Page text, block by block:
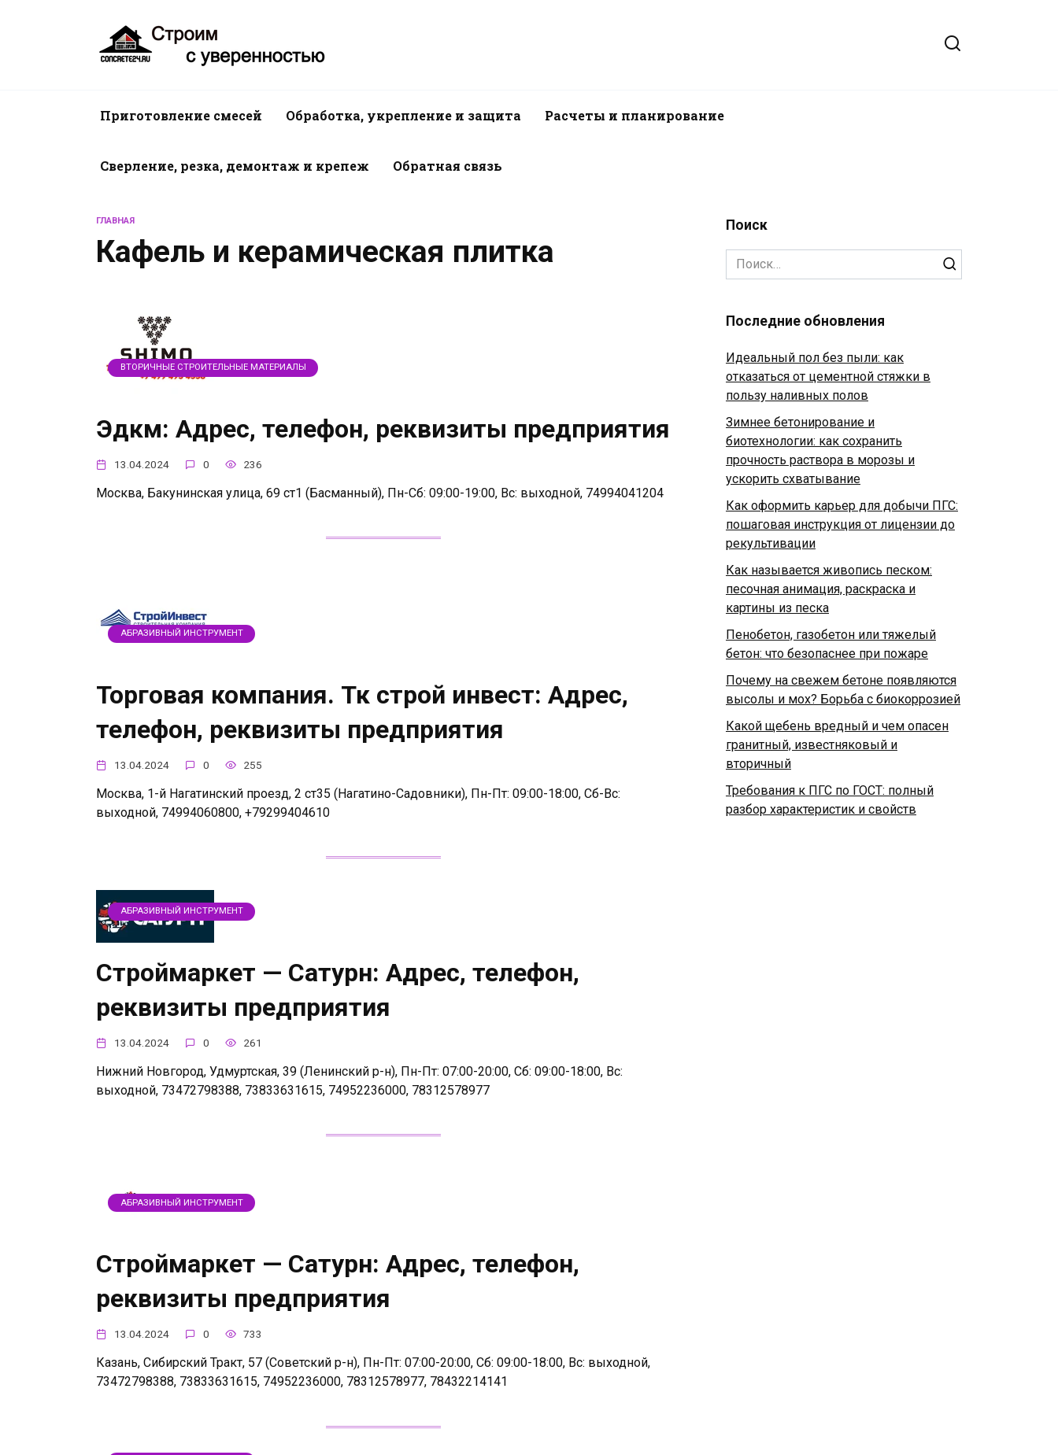
Приготовление смесей Обработка, укрепление и защита Расчеты и планирование
Сверление, резка, демонтаж и крепеж Обратная связь
ГЛАВНАЯ
Кафель и керамическая плитка
ВТОРИЧНЫЕ СТРОИТЕЛЬНЫЕ МАТЕРИАЛЫ
Эдкм: Адрес, телефон, реквизиты предприятия
13.04.2024 0 236
Москва, Бакунинская улица, 69 ст1 (Басманный), Пн-Сб: 09:00-19:00, Вс: выходной, 74994041204
АБРАЗИВНЫЙ ИНСТРУМЕНТ
Торговая компания. Тк строй инвест: Адрес,
телефон, реквизиты предприятия
13.04.2024 0 255
Москва, 1-й Нагатинский проезд, 2 ст35 (Нагатино-Садовники), Пн-Пт: 09:00-18:00, Сб-Вс:
выходной, 74994060800, +79299404610
АБРАЗИВНЫЙ ИНСТРУМЕНТ
Строймаркет — Сатурн: Адрес, телефон,
реквизиты предприятия
13.04.2024 0 261
Нижний Новгород, Удмуртская, 39 (Ленинский р-н), Пн-Пт: 07:00-20:00, Сб: 09:00-18:00, Вс:
выходной, 73472798388, 73833631615, 74952236000, 78312578977
АБРАЗИВНЫЙ ИНСТРУМЕНТ
Строймаркет — Сатурн: Адрес, телефон,
реквизиты предприятия
13.04.2024 0 733
Казань, Сибирский Тракт, 57 (Советский р-н), Пн-Пт: 07:00-20:00, Сб: 09:00-18:00, Вс: выходной,
73472798388, 73833631615, 74952236000, 78312578977, 78432214141
Поиск
Search
for:
Последние обновления
Идеальный пол без пыли: как
отказаться от цементной стяжки в
пользу наливных полов
Зимнее бетонирование и
биотехнологии: как сохранить
прочность раствора в морозы и
ускорить схватывание
Как оформить карьер для добычи ПГС:
пошаговая инструкция от лицензии до
рекультивации
Как называется живопись песком:
песочная анимация, раскраска и
картины из песка
Пенобетон, газобетон или тяжелый
бетон: что безопаснее при пожаре
Почему на свежем бетоне появляются
высолы и мох? Борьба с биокоррозией
Какой щебень вредный и чем опасен
гранитный, известняковый и
вторичный
Требования к ПГС по ГОСТ: полный
разбор характеристик и свойств